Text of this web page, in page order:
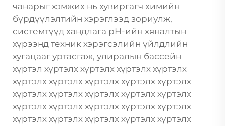
чанарыг хэмжих нь хувиргагч химийн
бүрдүүлэлтийн хэрэглээд зориулж,
системтүүд хандлага pH-ийн хяналтын
хүрээнд техник хэрэгсэлийн үйлдлийн
хугацааг уртасгаж, улиралын бассейн
хүртэл хүртэлх хүртэлх хүртэлх хүртэлх
хүртэлх хүртэлх хүртэлх хүртэлх хүртэлх
хүртэлх хүртэлх хүртэлх хүртэлх хүртэлх
хүртэлх хүртэлх хүртэлх хүртэлх хүртэлх
хүртэлх хүртэлх хүртэлх хүртэлх хүртэлх